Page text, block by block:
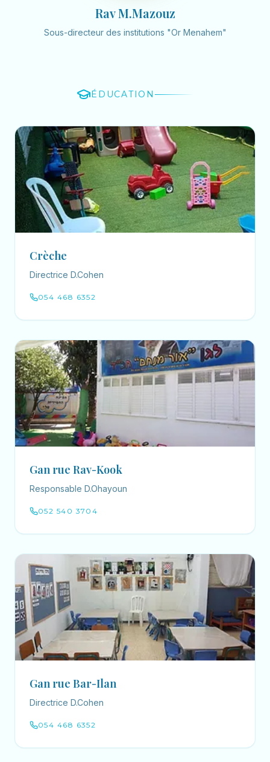
Rav M.Mazouz
Sous-directeur des institutions "Or Menahem"
ÉDUCATION
Crèche
Directrice D.Cohen
054 468 6352
Gan rue Rav-Kook
Responsable D.Ohayoun
052 540 3704
Gan rue Bar-Ilan
Directrice D.Cohen
054 468 6352